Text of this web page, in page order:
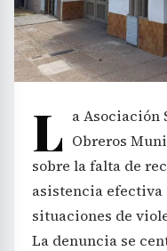
L a Asociación
Obreros
sobre la falta de
asistencia efectiva
situaciones de
La denuncia se